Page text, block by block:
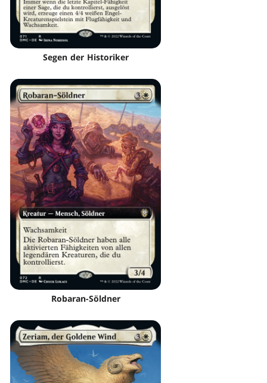
Segen der Historiker
Robaran-Söldner